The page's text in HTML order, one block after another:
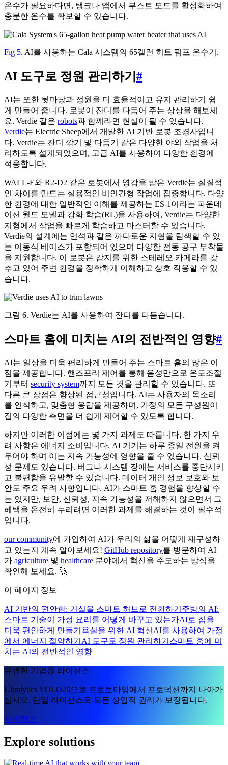
온수가 필요하다면, 탱크나 앱에서 부스트 모드를 활성화하여
충분한 온수를 확보할 수 있습니다.
Fig 5. AI를 사용하는 Cala 시스템의 65갤런 히트 펌프 온수기.
AI 도구로 정원 관리하기 #
AI는 또한 뒷마당과 정원을 더 효율적이고 유지 관리하기 쉽
게 만들어 줍니다. 로봇이 잔디를 다듬어 주는 상상을 해보세
요. Verdie 같은 robots과 함께라면 현실이 될 수 있습니다.
Verdie는 Electric Sheep에서 개발한 AI 기반 로봇 조경사입니
다. Verdie는 잔디 깎기 및 다듬기 같은 다양한 야외 작업을 처
리하도록 설계되었으며, 고급 AI를 사용하여 다양한 환경에
적응합니다.
WALL-E와 R2-D2 같은 로봇에서 영감을 받은 Verdie는 실질적
인 차이를 만드는 실용적인 비인간형 작업에 집중합니다. 다양
한 환경에 대한 일반적인 이해를 제공하는 ES-1이라는 파운데
이션 월드 모델과 강화 학습(RL)을 사용하여, Verdie는 다양한
지형에서 작업을 빠르게 학습하고 마스터할 수 있습니다.
Verdie의 설계에는 연석과 같은 까다로운 지형을 탐색할 수 있
는 이동식 베이스가 포함되어 있으며 다양한 전동 공구 부착물
을 지원합니다. 이 로봇은 감지를 위한 스테레오 카메라를 갖
추고 있어 주변 환경을 정확하게 이해하고 상호 작용할 수 있
습니다.
그림 6. Verdie는 AI를 사용하여 잔디를 다듬습니다.
스마트 홈에 미치는 AI의 전반적인 영향#
AI는 일상을 더욱 편리하게 만들어 주는 스마트 홈의 많은 이
점을 제공합니다. 핸즈프리 제어를 통해 음성만으로 온도조절
기부터 security system까지 모든 것을 관리할 수 있습니다. 또
다른 큰 장점은 향상된 접근성입니다. AI는 사용자의 목소리
를 인식하고, 맞춤형 응답을 제공하며, 가정의 모든 구성원이
집의 다양한 측면을 더 쉽게 제어할 수 있도록 합니다.
하지만 이러한 이점에는 몇 가지 과제도 따릅니다. 한 가지 우
려 사항은 에너지 소비입니다. AI 기기는 하루 종일 전원을 켜
두어야 하며 이는 지속 가능성에 영향을 줄 수 있습니다. 신뢰
성 문제도 있습니다. 버그나 시스템 장애는 서비스를 중단시키
고 불편함을 유발할 수 있습니다. 데이터 개인 정보 보호와 보
안도 주요 우려 사항입니다. AI가 스마트 홈 경험을 향상할 수
는 있지만, 보안, 신뢰성, 지속 가능성을 저해하지 않으면서 그
혜택을 온전히 누리려면 이러한 과제를 해결하는 것이 필수적
입니다.
our community에 가입하여 AI가 우리의 삶을 어떻게 재구성하
고 있는지 계속 알아보세요! GitHub repository를 방문하여 AI
가 agriculture 및 healthcare 분야에서 혁신을 주도하는 방식을
확인해 보세요. 🚀
이 페이지 정보
AI 기반의 편안함: 거실을 스마트 허브로 전환하기 주방의 AI:
스마트 기술이 가정 요리를 어떻게 바꾸고 있는가AI로 집을
더욱 편안하게 만들기 욕실을 위한 AI 혁신AI를 사용하여 가정
에서 에너지 절약하기 AI 도구로 정원 관리하기 스마트 홈에 미
치는 AI의 전반적인 영향
유연한 기업용 라이선스
Ultralytics YOLO26으로 프로토타입에서 프로덕션까지 나아가
십시오. 단일 라이선스로 모든 상업적 권리가 보장됩니다.
시작하기
Explore solutions